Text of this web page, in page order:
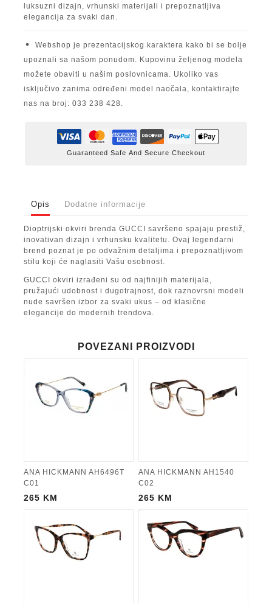
luksuzni dizajn, vrhunski materijali i prepoznatljiva
elegancija za svaki dan.
Webshop je prezentacijskog karaktera kako bi se bolje
upoznali sa našom ponudom. Kupovinu željenog modela
možete obaviti u našim poslovnicama. Ukoliko vas
isključivo zanima određeni model naočala, kontaktirajte
nas na broj: 033 238 428.
Guaranteed Safe And Secure Checkout
Opis Dodatne informacije
Dioptrijski okviri brenda GUCCI savršeno spajaju prestiž,
inovativan dizajn i vrhunsku kvalitetu. Ovaj legendarni
brend poznat je po odvažnim detaljima i prepoznatljivom
stilu koji će naglasiti Vašu osobnost.
GUCCI okviri izrađeni su od najfinijih materijala,
pružajući udobnost i dugotrajnost, dok raznovrsni modeli
nude savršen izbor za svaki ukus – od klasične
elegancije do modernih trendova.
POVEZANI PROIZVODI
ANA HICKMANN AH6496T
C01
265 KM
ANA HICKMANN AH1540
C02
265 KM